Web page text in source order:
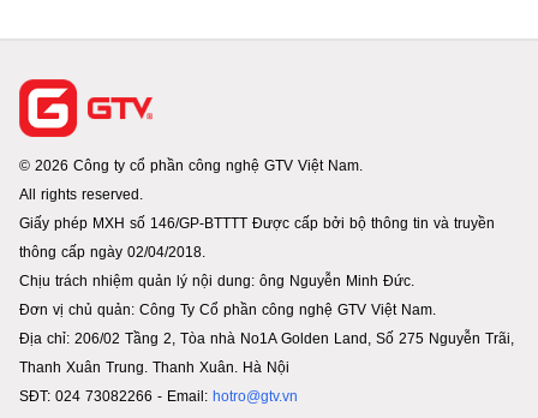
© 2026 Công ty cổ phần công nghệ GTV Việt Nam.
All rights reserved.
Giấy phép MXH số 146/GP-BTTTT Được cấp bởi bộ thông tin và truyền
thông cấp ngày 02/04/2018.
Chịu trách nhiệm quản lý nội dung: ông Nguyễn Minh Đức.
Đơn vị chủ quản: Công Ty Cổ phần công nghệ GTV Việt Nam.
Địa chỉ: 206/02 Tầng 2, Tòa nhà No1A Golden Land, Số 275 Nguyễn Trãi,
Thanh Xuân Trung. Thanh Xuân. Hà Nội
SĐT: 024 73082266 - Email: hotro@gtv.vn